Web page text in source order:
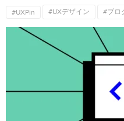
#UXPin #UXデザイン #ブロ